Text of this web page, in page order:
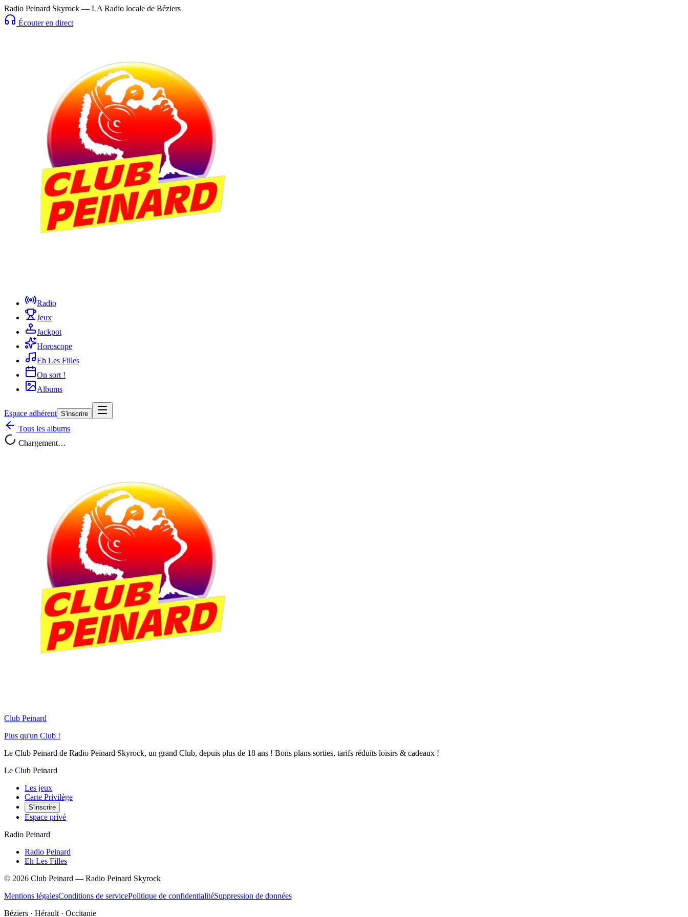
Radio Peinard Skyrock — LA Radio locale de Béziers
Écouter en direct
Radio
Jeux
Jackpot
Horoscope
Eh Les Filles
On sort !
Albums
Espace adhérent S'inscrire
Tous les albums
Chargement…
Club Peinard
Plus qu'un Club !
Le Club Peinard de Radio Peinard Skyrock, un grand Club, depuis plus de 18 ans ! Bons plans sorties, tarifs réduits loisirs & cadeaux !
Le Club Peinard
Les jeux
Carte Privilège
S'inscrire
Espace privé
Radio Peinard
Radio Peinard
Eh Les Filles
© 2026 Club Peinard — Radio Peinard Skyrock
Mentions légalesConditions de servicePolitique de confidentialitéSuppression de données
Béziers · Hérault · Occitanie